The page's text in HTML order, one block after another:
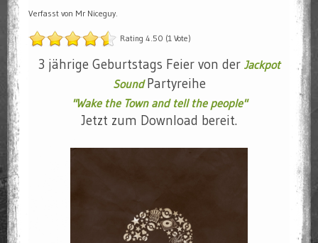
Verfasst von Mr Niceguy.
Rating 4.50 (1 Vote)
3 jährige Geburtstags Feier von der Jackpot
SoundPartyreihe
"Wake the Town and tell the people"
Jetzt zum Download bereit.